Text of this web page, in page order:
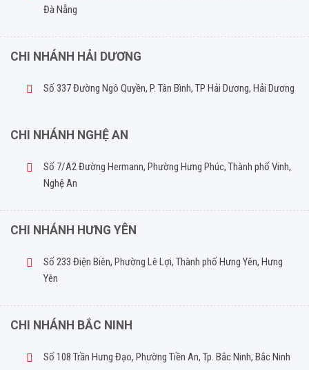
Đà Nẵng
CHI NHÁNH HẢI DƯƠNG
Số 337 Đường Ngô Quyền, P. Tân Bình, TP Hải Dương, Hải Dương
CHI NHÁNH NGHỆ AN
Số 7/A2 Đường Hermann, Phường Hưng Phúc, Thành phố Vinh,
Nghệ An
CHI NHÁNH HƯNG YÊN
Số 233 Điện Biên, Phường Lê Lợi, Thành phố Hưng Yên, Hưng
Yên
CHI NHÁNH BẮC NINH
Số 108 Trần Hưng Đạo, Phường Tiền An, Tp. Bắc Ninh, Bắc Ninh